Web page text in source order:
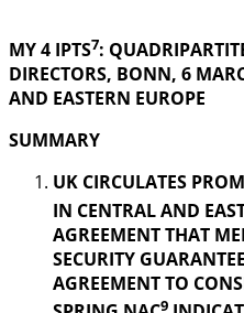
MY 4 IPTS7:
DIRECTORS, BONN, 6
AND EASTERN EUROPE
SUMMARY
UK CIRCULATES
IN CENTRAL AND
AGREEMENT THAT
SECURITY
AGREEMENT TO
9